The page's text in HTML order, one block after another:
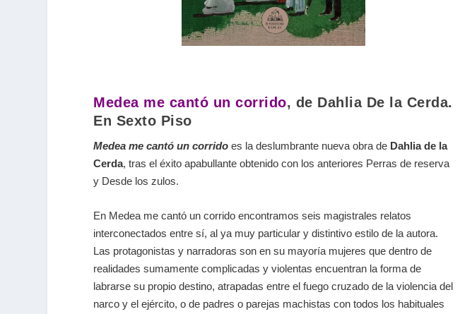
Medea me cantó un corrido, de Dahlia De la Cerda.
En Sexto Piso
Medea me cantó un corrido es la deslumbrante nueva obra de Dahlia de la
Cerda, tras el éxito apabullante obtenido con los anteriores Perras de reserva
y Desde los zulos.
En Medea me cantó un corrido encontramos seis magistrales relatos
interconectados entre sí, al ya muy particular y distintivo estilo de la autora.
Las protagonistas y narradoras son en su mayoría mujeres que dentro de
realidades sumamente complicadas y violentas encuentran la forma de
labrarse su propio destino, atrapadas entre el fuego cruzado de la violencia del
narco y el ejército, o de padres o parejas machistas con todos los habituales